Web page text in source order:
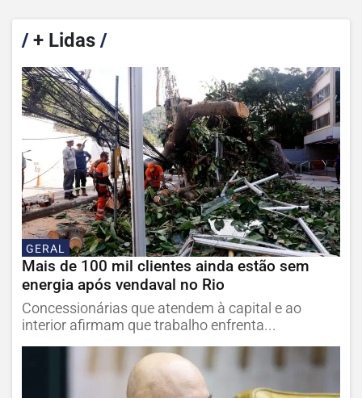
/+ Lidas /
GERAL
Mais de 100 mil clientes ainda estão sem
energia após vendaval no Rio
Concessionárias que atendem à capital e ao
interior afirmam que trabalho enfrenta...